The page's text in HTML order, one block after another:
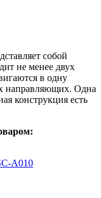
собой
не менее двух
в одну
направляющих. Одна
конструкция есть
А010